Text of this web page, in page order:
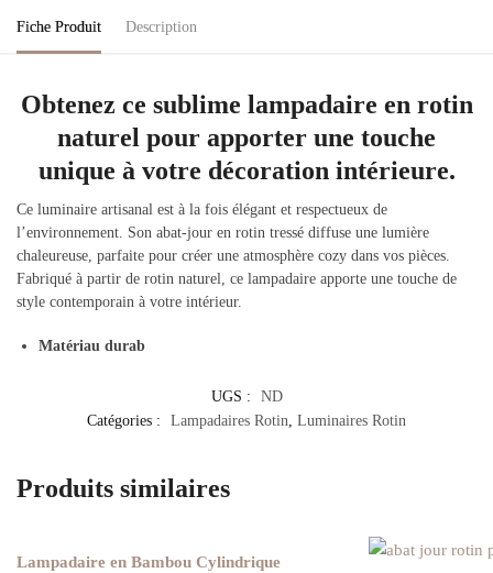
Fiche Produit Description
Obtenez ce sublime lampadaire en rotin
naturel pour apporter une touche
unique à votre décoration intérieure.
Ce luminaire artisanal est à la fois élégant et respectueux de
l’environnement. Son abat-jour en rotin tressé diffuse une lumière
chaleureuse, parfaite pour créer une atmosphère cozy dans vos pièces.
Fabriqué à partir de rotin naturel, ce lampadaire apporte une touche de
style contemporain à votre intérieur.
Matériau durab
UGS :
ND
Catégories :
Lampadaires Rotin, Luminaires Rotin
Produits similaires
Lampadaire en Bambou Cylindrique